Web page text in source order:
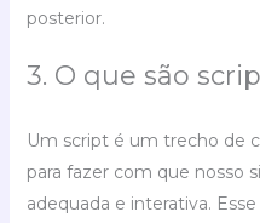
posterior.
3. O que são
Um script é um trecho de
para fazer com que nosso
adequada e interativa.